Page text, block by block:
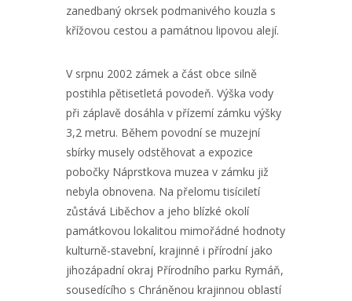
zanedbaný okrsek podmanivého kouzla s
křížovou cestou a památnou lipovou alejí.
V srpnu 2002 zámek a část obce silně
postihla pětisetletá povodeň. Výška vody
při záplavě dosáhla v přízemí zámku výšky
3,2 metru. Během povodní se muzejní
sbírky musely odstěhovat a expozice
pobočky Náprstkova muzea v zámku již
nebyla obnovena. Na přelomu tisíciletí
zůstává Liběchov a jeho blízké okolí
památkovou lokalitou mimořádné hodnoty
kulturně-stavební, krajinné i přírodní jako
jihozápadní okraj Přírodního parku Rymáň,
sousedícího s Chráněnou krajinnou oblastí